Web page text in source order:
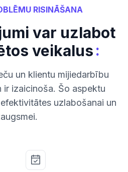
RISINĀŠANA
var uzlabot
veikalus:
un klientu mijiedarbību
izaicinoša. Šo aspektu
uzlabošanai un